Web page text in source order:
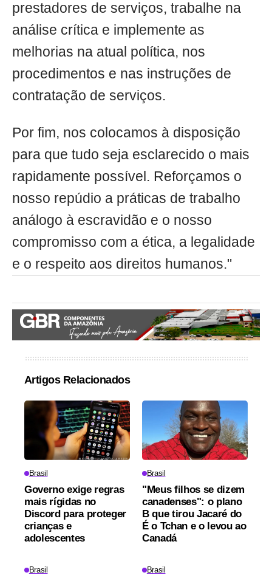
prestadores de serviços, trabalhe na
análise crítica e implemente as
melhorias na atual política, nos
procedimentos e nas instruções de
contratação de serviços.
Por fim, nos colocamos à disposição
para que tudo seja esclarecido o mais
rapidamente possível. Reforçamos o
nosso repúdio a práticas de trabalho
análogo à escravidão e o nosso
compromisso com a ética, a legalidade
e o respeito aos direitos humanos."
Artigos Relacionados
Brasil
Governo exige regras
mais rígidas no
Discord para proteger
crianças e
adolescentes
Brasil
"Meus filhos se dizem
canadenses": o plano
B que tirou Jacaré do
É o Tchan e o levou ao
Canadá
Brasil Brasil